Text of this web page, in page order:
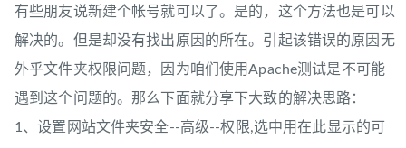
有些朋友说新建个帐号就可以了。是的，这个方法也是可以
解决的。但是却没有找出原因的所在。引起该错误的原因无
外乎文件夹权限问题，因为咱们使用Apache测试是不可能
遇到这个问题的。那么下面就分享下大致的解决思路：
1、设置网站文件夹安全--高级--权限,选中用在此显示的可